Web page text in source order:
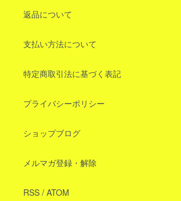
返品について
支払い方法について
特定商取引法に基づく表記
プライバシーポリシー
ショップブログ
メルマガ登録・解除
RSS / ATOM